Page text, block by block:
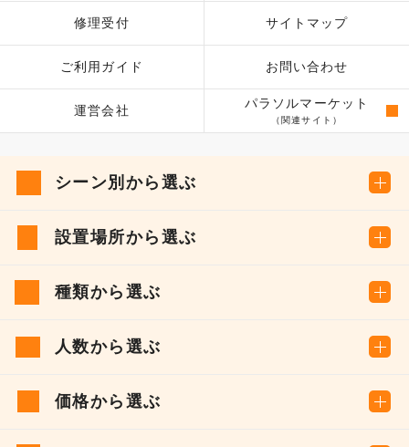
修理受付
ご利用ガイド
運営会社
サイトマップ
お問い合わせ
パラソルマーケット
（関連サイト）
シーン別から選ぶ
設置場所から選ぶ
種類から選ぶ
人数から選ぶ
価格から選ぶ